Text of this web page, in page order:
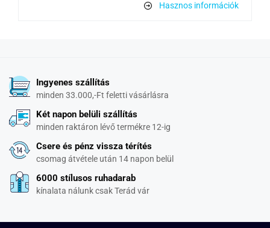
Hasznos információk
Ingyenes szállítás
minden 33.000,-Ft feletti vásárlásra
Két napon belüli szállítás
minden raktáron lévő termékre 12-ig
Csere és pénz vissza térítés
csomag átvétele után 14 napon belül
6000 stílusos ruhadarab
kínalata nálunk csak Terád vár